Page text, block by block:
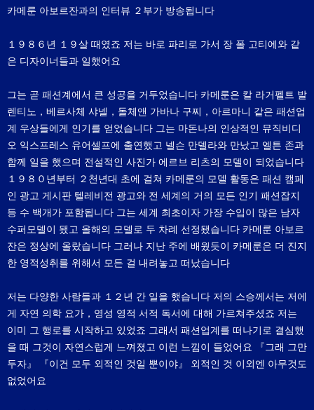
카메룬 아보르잔과의 인터뷰 ２부가 방송됩니다
１９８６년 １９살 때였죠 저는 바로 파리로 가서 장 폴 고티에와 같
은 디자이너들과 일했어요
그는 곧 패션계에서 큰 성공을 거두었습니다 카메룬은 칼 라거펠트 발
렌티노，베르사체 샤넬，돌체앤 가바나 구찌，아르마니 같은 패션업
계 우상들에게 인기를 얻었습니다 그는 마돈나의 인상적인 뮤직비디
오 익스프레스 유어셀프에 출연했고 넬슨 만델라와 만났고 엘튼 존과
함께 일을 했으며 전설적인 사진가 에르브 리츠의 모델이 되었습니다
１９８０년부터 ２천년대 초에 걸쳐 카메룬의 모델 활동은 패션 캠페
인 광고 게시판 텔레비전 광고와 전 세계의 거의 모든 인기 패션잡지
등 수 백개가 포함됩니다 그는 세계 최초이자 가장 수입이 많은 남자
수퍼모델이 됐고 올해의 모델로 두 차례 선정됐습니다 카메룬 아보르
잔은 정상에 올랐습니다 그러나 지난 주에 배웠듯이 카메룬은 더 진지
한 영적성취를 위해서 모든 걸 내려놓고 떠났습니다
저는 다양한 사람들과 １２년 간 일을 했습니다 저의 스승께서는 저에
게 자연 의학 요가，영성 영적 서적 독서에 대해 가르쳐주셨죠 저는
이미 그 행로를 시작하고 있었죠 그래서 패션업계를 떠나기로 결심했
을 때 그것이 자연스럽게 느껴졌고 이런 느낌이 들었어요 『그래 그만
두자』 『이건 모두 외적인 것일 뿐이야』 외적인 것 이외엔 아무것도
없었어요